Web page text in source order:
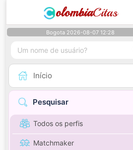
olombiaCitas
Bogota 2026-08-07 12:28
Início
Pesquisar
Todos os perfis
Matchmaker